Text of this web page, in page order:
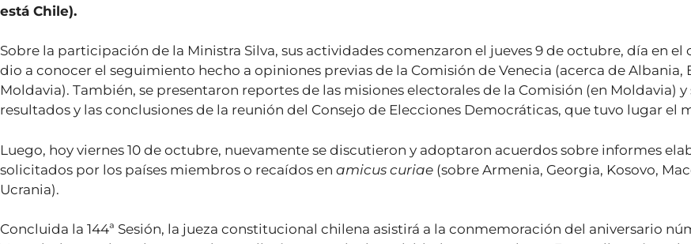
está Chile).
Sobre la participación de la Ministra Silva, sus actividades comenzaron el jueves 9 de octubre, día en el
dio a conocer el seguimiento hecho a opiniones previas de la Comisión de Venecia (acerca de Albania,
Moldavia). También, se presentaron reportes de las misiones electorales de la Comisión (en Moldavia)
resultados y las conclusiones de la reunión del Consejo de Elecciones Democráticas, que tuvo lugar el
Luego, hoy viernes 10 de octubre, nuevamente se discutieron y adoptaron acuerdos sobre informes
solicitados por los países miembros o recaídos en amicus curiae (sobre Armenia, Georgia, Kosovo,
Ucrania).
Concluida la 144ª Sesión, la jueza constitucional chilena asistirá a la conmemoración del aniversario